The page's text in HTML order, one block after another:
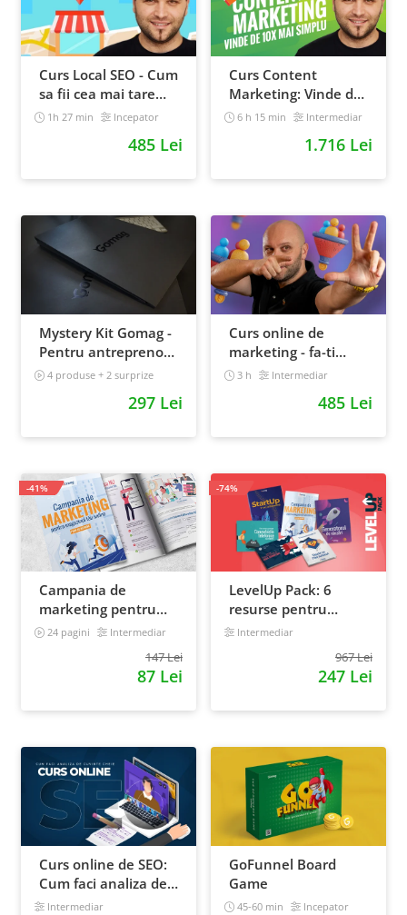
Curs Local SEO - Cum
sa fii cea mai tare
afacere din orasul
1h 27 min Incepator
485 Lei
Curs Content
Marketing: Vinde de
10x mai simplu
6 h 15 min Intermediar
1.716 Lei
Mystery Kit Gomag -
Pentru antreprenorii
curajosi - digital
4 produse + 2 surprize
297 Lei
Curs online de
marketing - fa-ti
propriul sales funnel
3 h Intermediar
485 Lei
Campania de
marketing pentru
magazinul tau
24 pagini Intermediar
147 Lei
87 Lei
-41%
LevelUp Pack: 6
resurse pentru
antreprenorii care
Intermediar
967 Lei
247 Lei
-74%
Curs online de SEO:
Cum faci analiza de
cuvinte cheie si
Intermediar
GoFunnel Board
Game
45-60 min Incepator